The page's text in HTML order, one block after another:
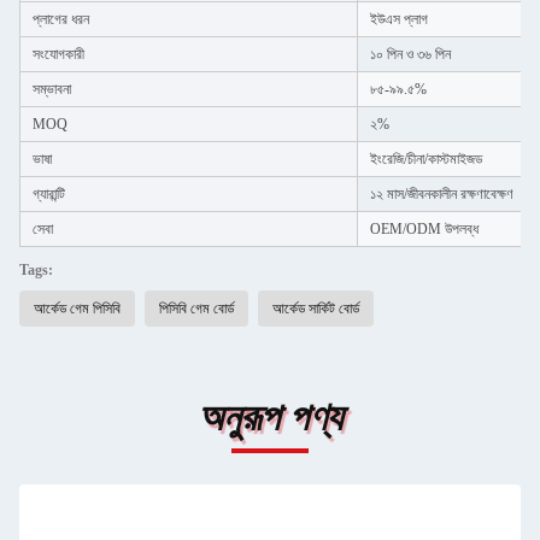
প্লাগের ধরন ইউএস প্লাগ
সংযোগকারী ১০ পিন ও ৩৬ পিন
সম্ভাবনা ৮৫-৯৯.৫%
MOQ ২%
ভাষা ইংরেজি/চীনা/কাস্টমাইজড
গ্যারান্টি ১২ মাস/জীবনকালীন রক্ষণাবেক্ষণ
সেবা OEM/ODM উপলব্ধ
Tags:
আর্কেড গেম পিসিবি পিসিবি গেম বোর্ড আর্কেড সার্কিট বোর্ড
অনুরূপ পণ্য